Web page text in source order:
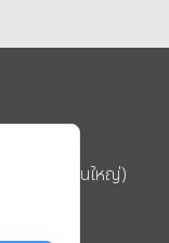
ด (สำนักงานใหญ่)
น 15